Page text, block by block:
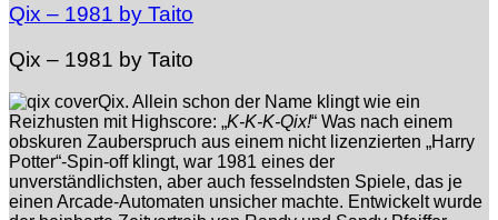
Qix – 1981 by Taito
Qix – 1981 by Taito
Qix. Allein schon der Name klingt wie ein
Reizhusten mit Highscore: „K-K-K-Qix!“ Was nach einem
obskuren Zauberspruch aus einem nicht lizenzierten „Harry
Potter“-Spin-off klingt, war 1981 eines der
unverständlichsten, aber auch fesselndsten Spiele, das je
einen Arcade-Automaten unsicher machte. Entwickelt wurde